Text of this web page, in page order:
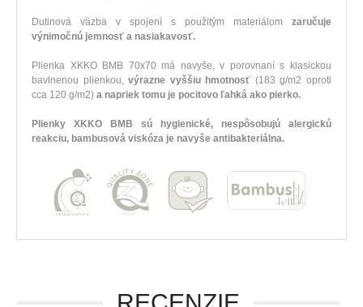
Dutinová väzba v spojení s použitým materiálom zaručuje
výnimočnú jemnosť a nasiakavosť.
Plienka XKKO BMB 70x70 má navyše, v porovnaní s klasickou
bavlnenou plienkou,výrazne vyššiu hmotnosť (183 g/m2 oproti
cca 120 g/m2) a napriek tomu je pocitovo ľahká ako pierko.
Plienky XKKO BMB sú hygienické, nespôsobujú alergickú
reakciu, bambusová viskóza je navyše antibakteriálna.